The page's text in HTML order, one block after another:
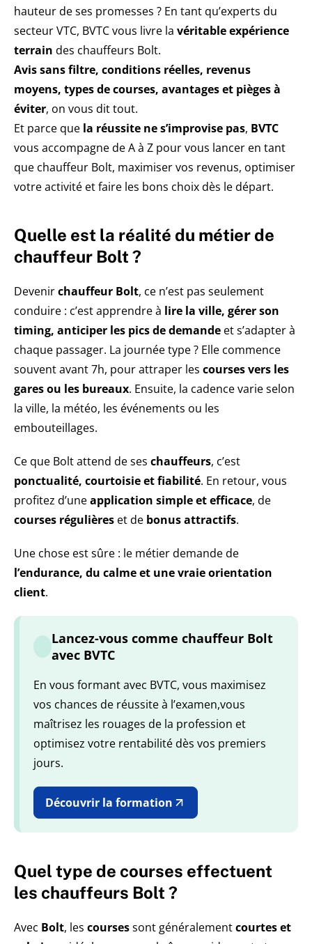
hauteur de ses promesses ? En tant qu’experts du
secteur VTC, BVTC vous livre la véritable expérience
terrain des chauffeurs Bolt.
Avis sans filtre, conditions réelles, revenus
moyens, types de courses, avantages et pièges à
éviter, on vous dit tout.
Et parce que la réussite ne s’improvise pas, BVTC
vous accompagne de A à Z pour vous lancer en tant
que chauffeur Bolt, maximiser vos revenus, optimiser
votre activité et faire les bons choix dès le départ.
Quelle est la réalité du métier de
chauffeur Bolt ?
Devenirchauffeur Bolt, ce n’est pas seulement
conduire : c’est apprendre à lire la ville, gérer son
timing, anticiper les pics de demande et s’adapter à
chaque passager. La journée type ? Elle commence
souvent avant 7h, pour attraper les courses vers les
gares ou les bureaux. Ensuite, la cadence varie selon
la ville, la météo, les événements ou les
embouteillages.
Ce que Bolt attend de ses chauffeurs, c’est
ponctualité, courtoisie et fiabilité. En retour, vous
profitez d’uneapplication simple et efficace, de
courses régulières et de bonus attractifs.
Une chose est sûre : le métier demande de
l’endurance, du calme et une vraie orientation
client.
Lancez-vous comme chauffeur Bolt
avec BVTC
En vous formant avec BVTC, vous maximisez
vos chances de réussite à l’examen,vous
maîtrisez les rouages de la profession et
optimisez votre rentabilité dès vos premiers
jours.
Découvrir la formation
Quel type de courses effectuent
les chauffeurs Bolt ?
Avec Bolt, les coursessont généralementcourtes et